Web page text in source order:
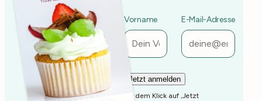
Vorname E-Mail-Adresse
Mit dem Klick auf ‚Jetzt